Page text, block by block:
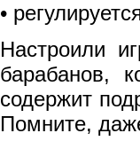
•
Настроили
барабанов,
содержит
Помните,